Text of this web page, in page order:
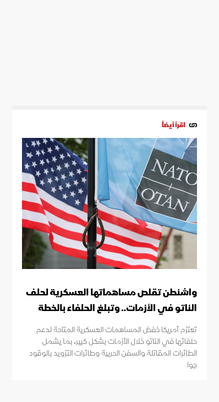
اقرأ أيضاً
واشنطن تقلص مساهماتها العسكرية لحلف
الناتو في الأزمات.. وتبلغ الحلفاء بالخطة
تعتزم أمريكا خفض المساهمات العسكرية المتاحة لدعم
حلفائها في الناتو خلال الأزمات بشكل كبير، بما يشمل
الطائرات المقاتلة والسفن الحربية وطائرات التزويد بالوقود
جوا